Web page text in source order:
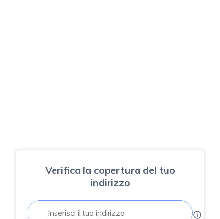
Verifica la copertura del tuo
indirizzo